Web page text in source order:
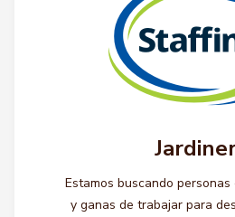
Estamos buscando
y ganas de trabajar para